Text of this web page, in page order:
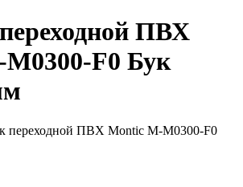
ПВХ
F0 Бук